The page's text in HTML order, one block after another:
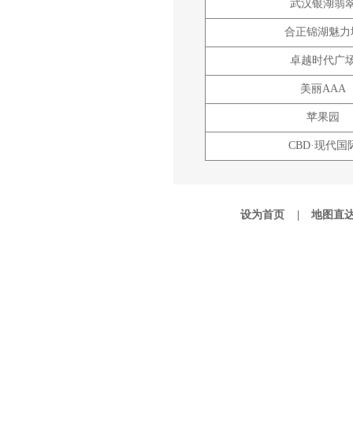
武汉银湖翡
合正锦湖魅力
卓越时代广
美丽AAA
苹果园
CBD·现代国
设为首页 | 地图